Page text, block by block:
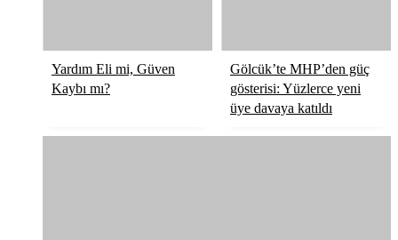
Yardım Eli mi, Güven
Kaybı mı?
Gölcük’te MHP’den güç
gösterisi: Yüzlerce yeni
üye davaya katıldı